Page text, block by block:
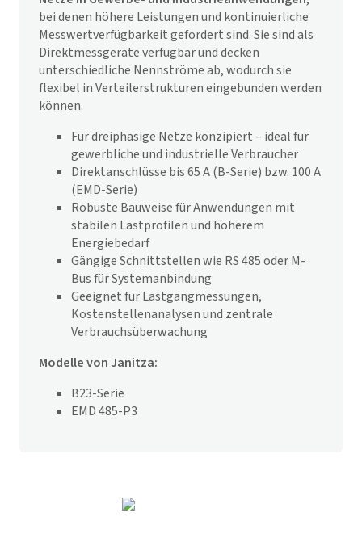
bei denen höhere Leistungen und kontinuierliche
Messwertverfügbarkeit gefordert sind. Sie sind als
Direktmessgeräte verfügbar und decken
unterschiedliche Nennströme ab, wodurch sie
flexibel in Verteilerstrukturen eingebunden werden
können.
Für dreiphasige Netze konzipiert – ideal für
gewerbliche und industrielle Verbraucher
Direktanschlüsse bis 65 A (B-Serie) bzw. 100 A
(EMD-Serie)
Robuste Bauweise für Anwendungen mit
stabilen Lastprofilen und höherem
Energiebedarf
Gängige Schnittstellen wie RS 485 oder M-
Bus für Systemanbindung
Geeignet für Lastgangmessungen,
Kostenstellenanalysen und zentrale
Verbrauchsüberwachung
Modelle von Janitza:
B23-Serie
EMD 485-P3